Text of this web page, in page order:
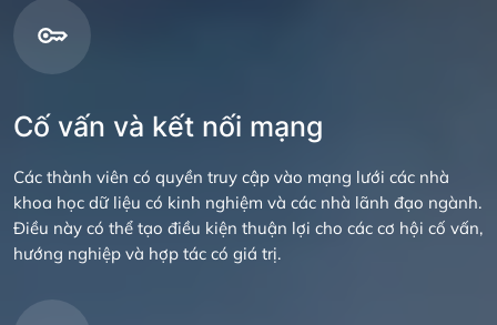
Cố vấn và kết nối mạng
Các thành viên có quyền truy cập vào mạng lưới các nhà
khoa học dữ liệu có kinh nghiệm và các nhà lãnh đạo ngành.
Điều này có thể tạo điều kiện thuận lợi cho các cơ hội cố vấn,
hướng nghiệp và hợp tác có giá trị.